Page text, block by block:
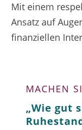
Mit einem
Ansatz auf
finanziellen
MACHEN
„Wie gut